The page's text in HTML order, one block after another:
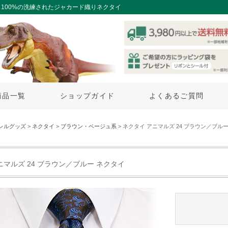
の洗練されたジャカード織りネクタイ
品一覧 ショップガイド よくあるご質問
ルグッズ > ネクタイ > ブラウン・ベージュ系 > ネクタイ アニマルズ 24 ブラウン／ブルー
マルズ 24 ブラウン／ブルー ネクタイ